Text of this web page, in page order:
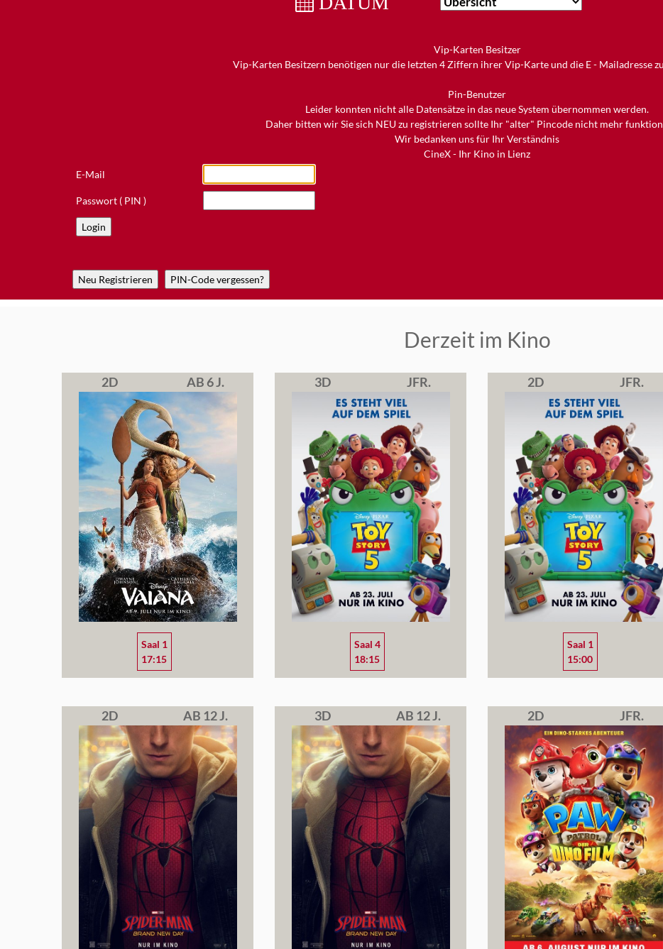
Vip-Karten Besitzer
Vip-Karten Besitzern benötigen nur die letzten 4 Ziffern ihrer Vip-Karte und die E - Mailadresse
Pin-Benutzer
Leider konnten nicht alle Datensätze in das neue System übernommen werden.
Daher bitten wir Sie sich NEU zu registrieren sollte Ihr "alter" Pincode nicht mehr
Wir bedanken uns für Ihr Verständnis
CineX - Ihr Kino in Lienz
E-Mail
Passwort ( PIN )
Derzeit im Kino
2D AB 6 J.
Saal 1
17:15
3D JFR.
Saal 4
18:15
2D JFR.
Saal 1
15:00
2D AB 12 J. 3D AB 12 J. 2D JFR.